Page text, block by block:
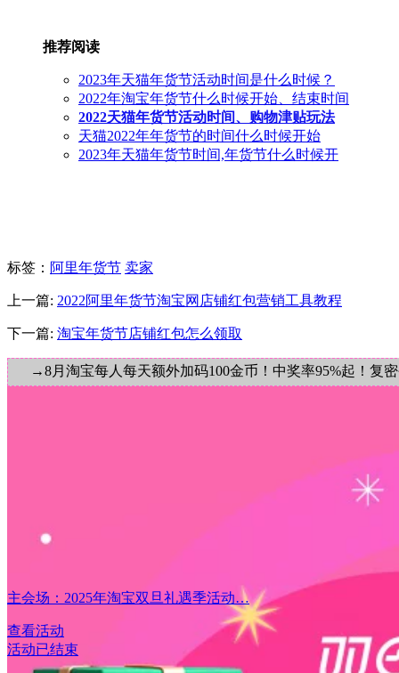
推荐阅读
2023年天猫年货节活动时间是什么时候？
2022年淘宝年货节什么时候开始、结束时间
2022天猫年货节活动时间、购物津贴玩法
天猫2022年年货节的时间什么时候开始
2023年天猫年货节时间,年货节什么时候开
标签 ： 阿里年货节 卖家
上一篇: 2022阿里年货节淘宝网店铺红包营销工具教程
下一篇: 淘宝年货节店铺红包怎么领取
→8月淘宝每人每天额外加码100金币！中奖率95%起！复
主会场：2025年淘宝双旦礼遇季活动…
查看活动
活动已结束